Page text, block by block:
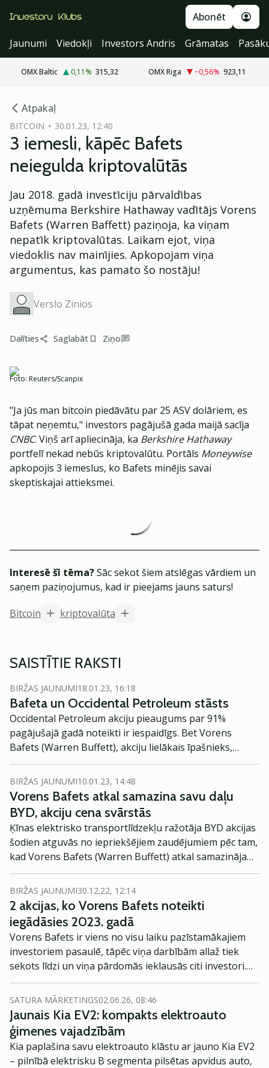
Abonēt
Jaunumi
Viedokļi Investors Andris Grāmatas
OMX Baltic 0,11% 315,32 OMX Riga −0,56% 923,11
Atpakaļ
BITCOIN 30.01.23, 12:40
3 iemesli, kāpēc Bafets
neiegulda kriptovalūtās
Jau 2018. gadā investīciju pārvaldības
uzņēmuma Berkshire Hathaway vadītājs Vorens
Bafets (Warren Baffett) paziņoja, ka viņam
nepatīk kriptovalūtas. Laikam ejot, viņa
viedoklis nav mainījies. Apkopojam viņa
argumentus, kas pamato šo nostāju!
Verslo Zinios
Dalīties Saglabāt Ziņo
Foto: Reuters/Scanpix
"Ja jūs man bitcoin piedāvātu par 25 ASV dolāriem, es
tāpat neņemtu," investors pagājušā gada maijā sacīja
CNBC. Viņš arī apliecināja, ka Berkshire Hathaway
portfelī nekad nebūs kriptovalūtu. Portāls Moneywise
apkopojis 3 iemeslus, ko Bafets minējis savai
skeptiskajai attieksmei.
Interesē šī tēma?Sāc sekot šiem atslēgas vārdiem un
saņem paziņojumus, kad ir pieejams jauns saturs!
Bitcoin
kriptovalūta
SAISTĪTIE RAKSTI
BIRŽAS JAUNUMI18.01.23, 16:18
Bafeta un Occidental Petroleum stāsts
Occidental Petroleum akciju pieaugums par 91%
pagājušajā gadā noteikti ir iespaidīgs. Bet Vorens
Bafets (Warren Buffett), akciju lielākais īpašnieks,
pievērš uzmanību vēl vienai būtiskai iezīmei.
BIRŽAS JAUNUMI10.01.23, 14:48
Vorens Bafets atkal samazina savu daļu
BYD, akciju cena svārstās
Ķīnas elektrisko transportlīdzekļu ražotāja BYD akcijas
šodien atguvās no iepriekšējiem zaudējumiem pēc tam,
kad Vorens Bafets (Warren Buffett) atkal samazināja
savu daļu uzņēmumā.
BIRŽAS JAUNUMI30.12.22, 12:14
2 akcijas, ko Vorens Bafets noteikti
iegādāsies 2023. gadā
Vorens Bafets ir viens no visu laiku pazīstamākajiem
investoriem pasaulē, tāpēc viņa darbībām allaž tiek
sekots līdzi un viņa pārdomās ieklausās citi investori.
Tuvojoties gada nogalei, viņš ir nosaucis 2
uzņēmumus, kura akcijas jau šobrīd atrodas viņa
investīciju uzņēmuma Berkshire Hataway portfelī, bet
kuras gatavs pirkt arī nākamgad.
SATURA MĀRKETINGS02.06.26, 08:46
Jaunais Kia EV2: kompakts elektroauto
ģimenes vajadzībām
Kia paplašina savu elektroauto klāstu ar jauno Kia EV2
– pilnībā elektrisku B segmenta pilsētas apvidus auto,